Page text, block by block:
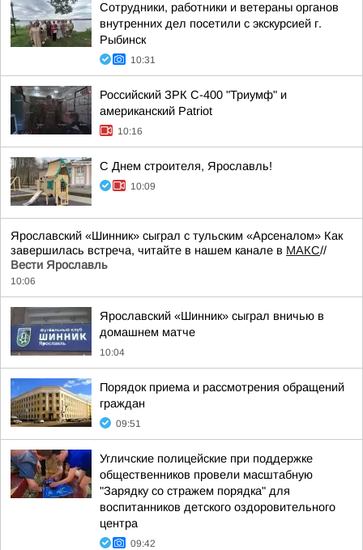
Сотрудники, работники и ветераны органов
внутренних дел посетили с экскурсией г.
Рыбинск
10:31
Российский ЗРК С-400 "Триумф" и
американский Patriot
10:16
С Днем строителя, Ярославль!
10:09
Ярославский «Шинник» сыграл с тульским «Арсеналом» Как
завершилась встреча, читайте в нашем канале в МАКС//
Вести Ярославль
10:06
Ярославский «Шинник» сыграл вничью в
домашнем матче
10:04
Порядок приема и рассмотрения обращений
граждан
09:51
Угличские полицейские при поддержке
общественников провели масштабную
"Зарядку со стражем порядка" для
воспитанников детского оздоровительного
центра
09:42